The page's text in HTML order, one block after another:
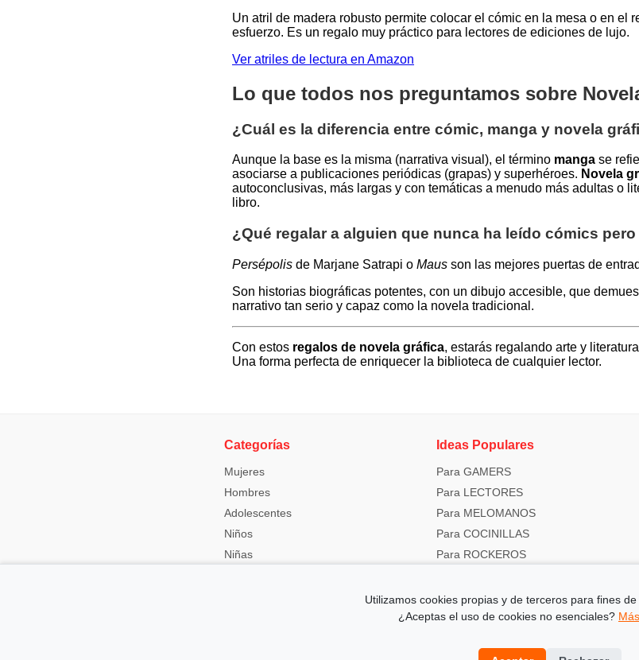
Utilizamos cookies propias y de terceros para fines de
¿Aceptas el uso de cookies no esenciales?
Un atril de madera robusto permite colocar el cómic en la mesa o en el
esfuerzo. Es un regalo muy práctico para lectores de ediciones de lujo.
Ver atriles de lectura en Amazon
Lo que todos nos preguntamos sobre
¿Cuál es la diferencia entre cómic, manga y novela
Aunque la base es la misma (narrativa visual), el término manga se
asociarse a publicaciones periódicas (grapas) y superhéroes. Novela
autoconclusivas, más largas y con temáticas a menudo más adultas o
libro.
¿Qué regalar a alguien que nunca ha leído cómics
Persépolis de Marjane Satrapi o Maus son las mejores puertas de
Son historias biográficas potentes, con un dibujo accesible, que
narrativo tan serio y capaz como la novela tradicional.
Con estos regalos de novela gráfica, estarás regalando arte y
Una forma perfecta de enriquecer la biblioteca de cualquier lector.
Categorías
Mujeres
Hombres
Adolescentes
Niños
Niñas
Ideas Populares
Para GAMERS
Para LECTORES
Para MELOMANOS
Para COCINILLAS
Para ROCKEROS